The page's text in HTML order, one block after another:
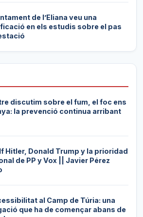
de l’Eliana veu una
en els estudis sobre el pas
discutim sobre el fum, el foc ens
la prevenció continua arribant
Hitler, Donald Trump y la prioridad
de PP y Vox || Javier Pérez
al Camp de Túria: una
que ha de començar abans de